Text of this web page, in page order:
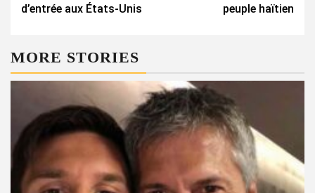
d’entrée aux États-Unis
peuple haïtien
MORE STORIES